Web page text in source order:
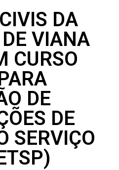
DA
VIANA
CURSO
DE
DE
SERVIÇO